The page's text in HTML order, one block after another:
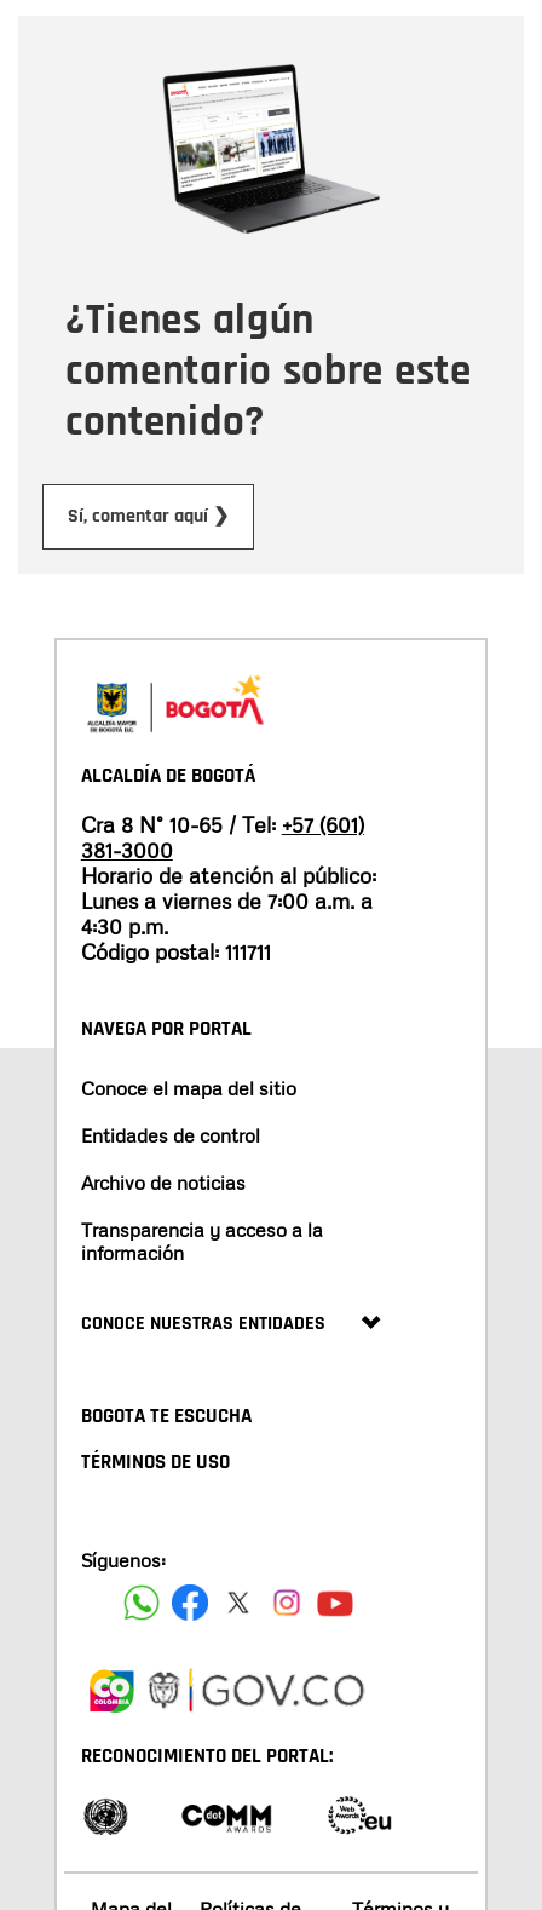
¿Tienes algún
comentario sobre este
contenido?
Sí, comentar aquí ❯
Correo electrónico
Tipo de comentario
Mensaje
ALCALDÍA DE BOGOTÁ
Cra 8 N° 10-65 / Tel: +57 (601)
381-3000
Horario de atención al público:
Lunes a viernes de 7:00 a.m. a
4:30 p.m.
Código postal: 111711
NAVEGA POR PORTAL
Conoce el mapa del sitio
Entidades de control
Archivo de noticias
Transparencia y acceso a la
información
CONOCE NUESTRAS ENTIDADES
BOGOTA TE ESCUCHA
TÉRMINOS DE USO
Síguenos:
RECONOCIMIENTO DEL PORTAL: